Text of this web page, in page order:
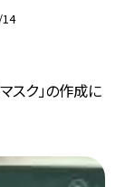
スク」の作成に